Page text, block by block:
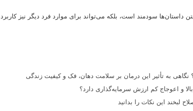
داستان‌ها سودمند است، بلکه می‌تواند برای موارد فرد دیگر نیز کاربرد
نگاهی به تأثیر این درمان بر سلامت دهان، فک و کیفیت زندگی
و اعوجاج کم ارزش سرمایه‌گذاری دارد؟
لبخند این نکات را بدانید